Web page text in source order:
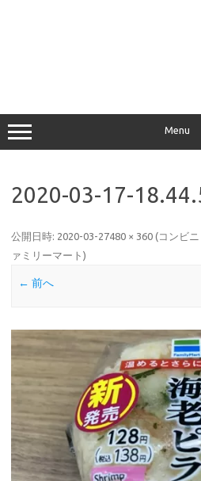
Menu
2020-03-17-
公開日時: 2020-03-27480 × 360 (コンビ
ァミリーマート )
← 前へ